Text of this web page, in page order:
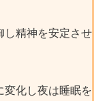
精神を安定させ
変化し夜は睡眠を